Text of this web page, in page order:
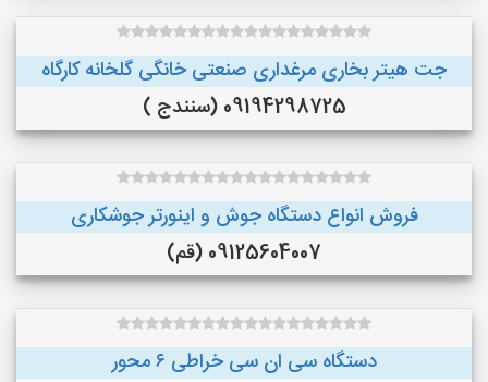
جت هیتر بخاری مرغداری صنعتی خانگی گلخانه کارگاه
09194298725 (سنندج )
فروش انواع دستگاه جوش و اینورتر جوشکاری
09125604007 (قم)
دستگاه سی ان سی خراطی ۶ محور